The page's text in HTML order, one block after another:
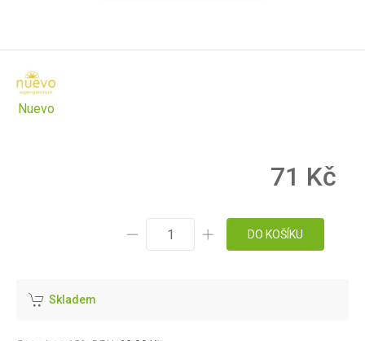
Nuevo
71 Kč
DO KOŠÍKU
Skladem